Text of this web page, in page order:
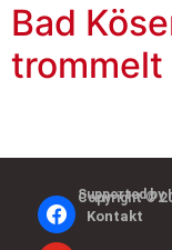
Bad
trommelt
Kontakt
Copyright ©
Supported by